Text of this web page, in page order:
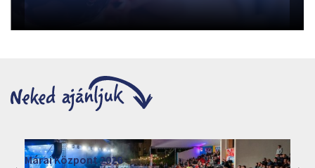
Márai Központ 2026